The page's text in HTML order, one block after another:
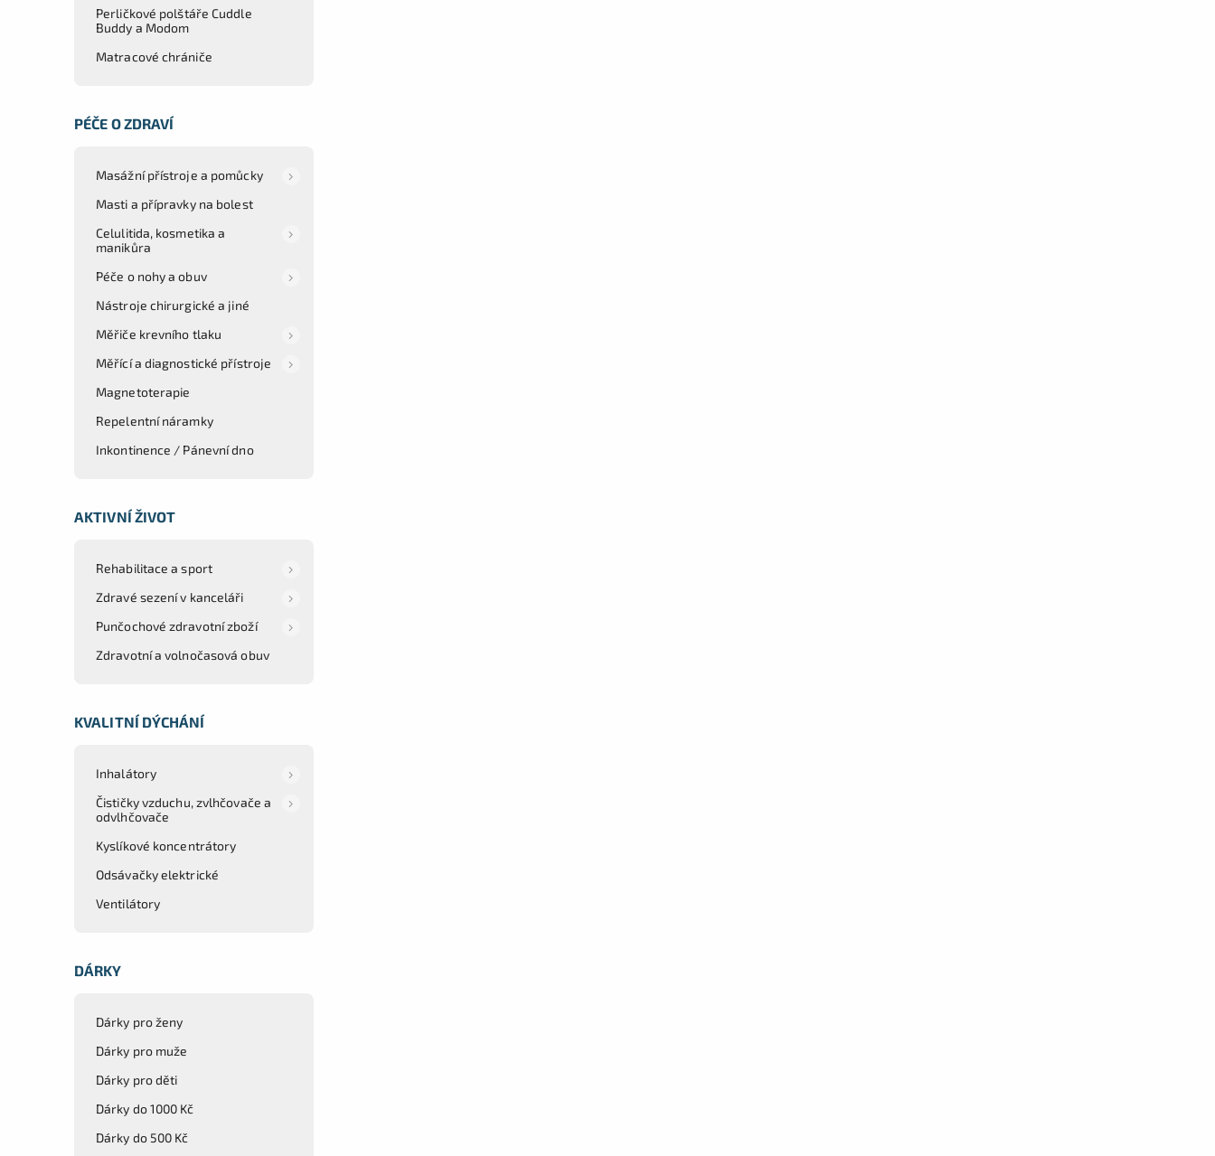
Perličkové polštáře Cuddle
Buddy a Modom
Matracové chrániče
PÉČE O ZDRAVÍ
Masážní přístroje a pomůcky
Masti a přípravky na bolest
Celulitida, kosmetika a
manikůra
Péče o nohy a obuv
Nástroje chirurgické a jiné
Měřiče krevního tlaku
Měřící a diagnostické přístroje
Magnetoterapie
Repelentní náramky
Inkontinence / Pánevní dno
AKTIVNÍ ŽIVOT
Rehabilitace a sport
Zdravé sezení v kanceláři
Punčochové zdravotní zboží
Zdravotní a volnočasová obuv
KVALITNÍ DÝCHÁNÍ
Inhalátory
Čističky vzduchu, zvlhčovače a
odvlhčovače
Kyslíkové koncentrátory
Odsávačky elektrické
Ventilátory
DÁRKY
Dárky pro ženy
Dárky pro muže
Dárky pro děti
Dárky do 1000 Kč
Dárky do 500 Kč